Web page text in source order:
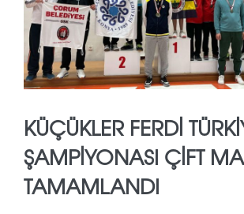
KÜÇÜKLER FERDI
ŞAMPIYONASI ÇIFT
TAMAMLANDI